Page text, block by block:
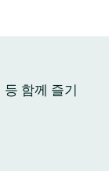
함께 즐기